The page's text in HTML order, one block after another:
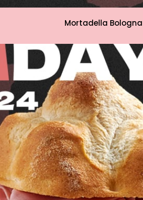
Mortadella Bologna